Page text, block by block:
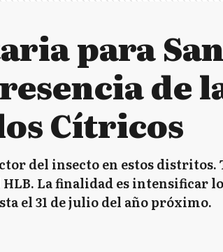
para
de
Cítricos
del insecto en estos
La finalidad es intensificar
el 31 de julio del año próximo.